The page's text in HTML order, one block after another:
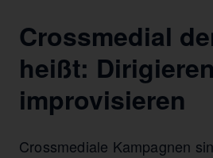
Crossmedial
heißt:
improvisieren
Crossmediale Kampagnen